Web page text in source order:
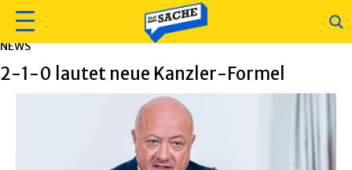
NEWS
2-1-0 lautet neue Kanzler-Formel